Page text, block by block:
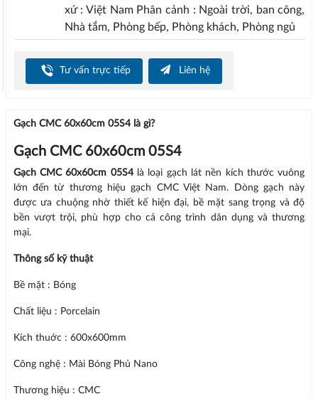
xứ : Việt Nam Phân cảnh : Ngoài trời, ban công,
Nhà tắm, Phòng bếp, Phòng khách, Phòng ngủ
Tư vấn trực tiếp Liên hệ
Gạch CMC 60x60cm 05S4 là gì?
Gạch CMC 60x60cm 05S4
Gạch CMC 60x60cm 05S4là loại gạch lát nền kích thước vuông
lớn đến từ thương hiệu gạch CMC Việt Nam. Dòng gạch này
được ưa chuộng nhờ thiết kế hiện đại, bề mặt sang trọng và độ
bền vượt trội, phù hợp cho cả công trình dân dụng và thương
mại.
Thông số kỹ thuật
Bề mặt : Bóng
Chất liệu : Porcelain
Kích thuớc : 600x600mm
Công nghệ : Mài Bóng Phủ Nano
Thương hiệu : CMC